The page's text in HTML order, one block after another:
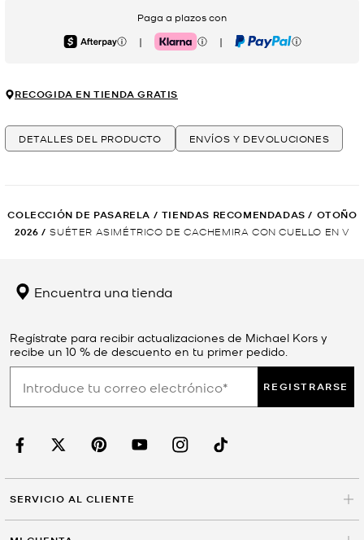
Paga a plazos con
Afterpay | Klarna | PayPal
RECOGIDA EN TIENDA GRATIS
DETALLES DEL PRODUCTO ENVÍOS Y DEVOLUCIONES
COLECCIÓN DE PASARELA / TIENDAS RECOMENDADAS / OTOÑO
2026 / SUÉTER ASIMÉTRICO DE CACHEMIRA CON CUELLO EN V
Encuentra una tienda
Regístrate para recibir actualizaciones de Michael Kors y
recibe un 10 % de descuento en tu primer pedido.
REGISTRARSE
SERVICIO AL CLIENTE